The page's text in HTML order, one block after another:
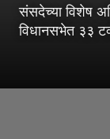
संसदेच्या विशेष
विधानसभेत ३३